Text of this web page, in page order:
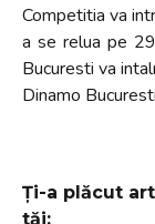
Competitia va
a se relua pe
Bucuresti va
Dinamo
Ți-a plăcut
tăi: